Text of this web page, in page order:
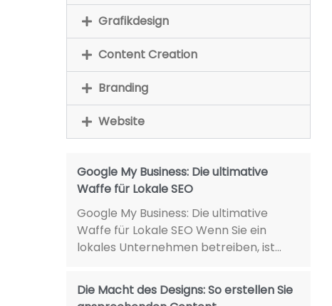
Grafikdesign
Content Creation
Branding
Website
Google My Business: Die ultimative
Waffe für Lokale SEO
Google My Business: Die ultimative
Waffe für Lokale SEO Wenn Sie ein
lokales Unternehmen betreiben, ist...
Die Macht des Designs: So erstellen Sie